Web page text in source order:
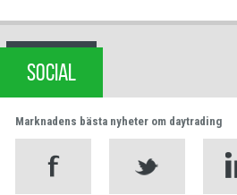
SOCIAL
Marknadens bästa nyheter om daytrading